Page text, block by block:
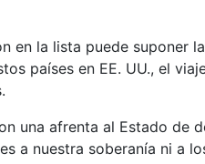
en la lista puede
países en EE. UU., el
una afrenta al Estado de
a nuestra soberanía ni a